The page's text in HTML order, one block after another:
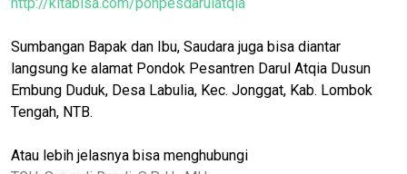
Sumbangan Bapak dan Ibu, Saudara juga bisa diantar
langsung ke alamat Pondok Pesantren Darul Atqia Dusun
Embung Duduk, Desa Labulia, Kec. Jonggat, Kab. Lombok
Tengah, NTB.
Atau lebih jelasnya bisa menghubungi